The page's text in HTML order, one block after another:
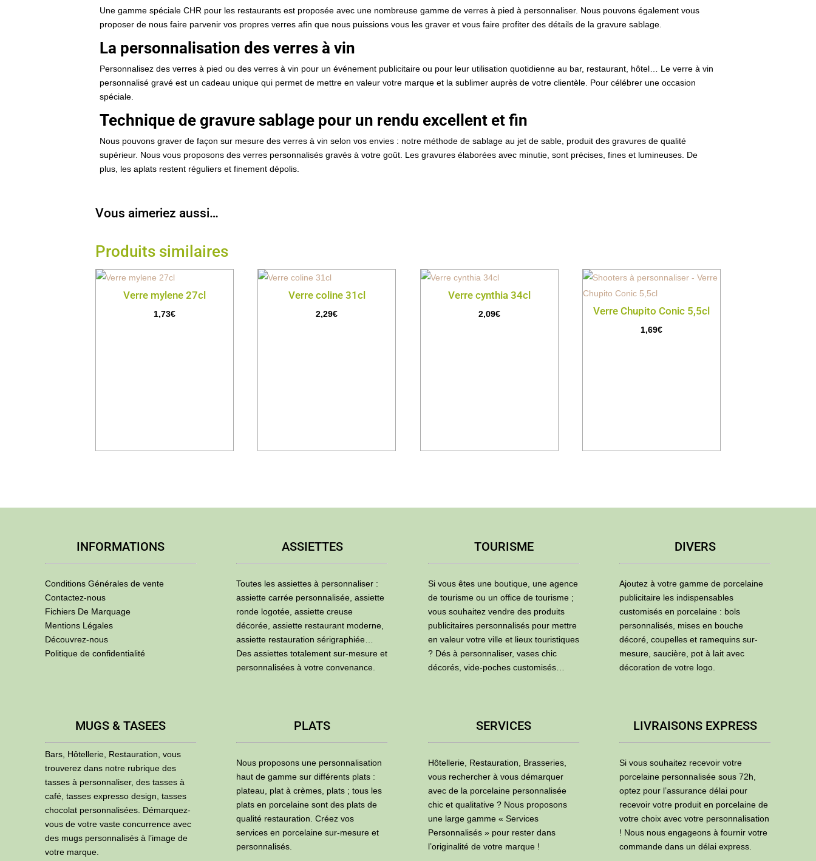
Une gamme spéciale CHR pour les restaurants est proposée avec une nombreuse gamme de verres à pied à personnaliser. Nous pouvons également vous
proposer de nous faire parvenir vos propres verres afin que nous puissions vous les graver et vous faire profiter des détails de la gravure sablage.
La personnalisation des verres à vin
Personnalisez des verres à pied ou des verres à vin pour un événement publicitaire ou pour leur utilisation quotidienne au bar, restaurant, hôtel… Le verre à vin
personnalisé gravé est un cadeau unique qui permet de mettre en valeur votre marque et la sublimer auprès de votre clientèle. Pour célébrer une occasion
spéciale.
Technique de gravure sablage pour un rendu excellent et fin
Nous pouvons graver de façon sur mesure des verres à vin selon vos envies : notre méthode de sablage au jet de sable, produit des gravures de qualité
supérieur. Nous vous proposons des verres personnalisés gravés à votre goût. Les gravures élaborées avec minutie, sont précises, fines et lumineuses. De
plus, les aplats restent réguliers et finement dépolis.
Vous aimeriez aussi…
Produits similaires
Verre mylene 27cl
1,73€
Verre coline 31cl
2,29€
Verre cynthia 34cl
2,09€ Verre Chupito Conic 5,5cl
1,69€
INFORMATIONS
Conditions Générales de vente
Contactez-nous
Fichiers De Marquage
Mentions Légales
Découvrez-nous
Politique de confidentialité
ASSIETTES
Toutes les assiettes à personnaliser :
assiette carrée personnalisée, assiette
ronde logotée, assiette creuse
décorée, assiette restaurant moderne,
assiette restauration sérigraphiée…
Des assiettes totalement sur-mesure et
personnalisées à votre convenance.
TOURISME
Si vous êtes une boutique, une agence
de tourisme ou un office de tourisme ;
vous souhaitez vendre des produits
publicitaires personnalisés pour mettre
en valeur votre ville et lieux touristiques
? Dés à personnaliser, vases chic
décorés, vide-poches customisés…
DIVERS
Ajoutez à votre gamme de porcelaine
publicitaire les indispensables
customisés en porcelaine : bols
personnalisés, mises en bouche
décoré, coupelles et ramequins sur-
mesure, saucière, pot à lait avec
décoration de votre logo.
MUGS & TASEES
Bars, Hôtellerie, Restauration, vous
trouverez dans notre rubrique des
tasses à personnaliser, des tasses à
café, tasses expresso design, tasses
chocolat personnalisées. Démarquez-
vous de votre vaste concurrence avec
des mugs personnalisés à l’image de
votre marque.
PLATS
Nous proposons une personnalisation
haut de gamme sur différents plats :
plateau, plat à crèmes, plats ; tous les
plats en porcelaine sont des plats de
qualité restauration. Créez vos
services en porcelaine sur-mesure et
personnalisés.
SERVICES
Hôtellerie, Restauration, Brasseries,
vous rechercher à vous démarquer
avec de la porcelaine personnalisée
chic et qualitative ? Nous proposons
une large gamme « Services
Personnalisés » pour rester dans
l’originalité de votre marque !
LIVRAISONS EXPRESS
Si vous souhaitez recevoir votre
porcelaine personnalisée sous 72h,
optez pour l’assurance délai pour
recevoir votre produit en porcelaine de
votre choix avec votre personnalisation
! Nous nous engageons à fournir votre
commande dans un délai express.